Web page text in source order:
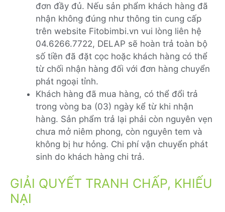
đơn đầy đủ. Nếu sản phẩm khách hàng đã
nhận không đúng như thông tin cung cấp
trên website Fitobimbi.vn vui lòng liên hệ
04.6266.7722, DELAP sẽ hoàn trả toàn bộ
số tiền đã đặt cọc hoặc khách hàng có thể
từ chối nhận hàng đối với đơn hàng chuyển
phát ngoại tỉnh.
Khách hàng đã mua hàng, có thể đổi trả
trong vòng ba (03) ngày kể từ khi nhận
hàng. Sản phẩm trả lại phải còn nguyên vẹn
chưa mở niêm phong, còn nguyên tem và
không bị hư hỏng. Chi phí vận chuyển phát
sinh do khách hàng chi trả.
GIẢI QUYẾT TRANH CHẤP, KHIẾU
NẠI